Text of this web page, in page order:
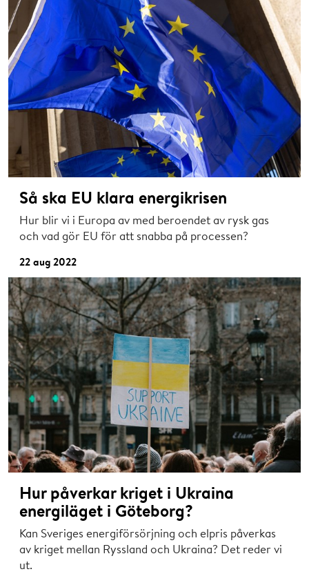
Så ska EU klara energikrisen
Hur blir vi i Europa av med beroendet av rysk gas
och vad gör EU för att snabba på processen?
22 aug 2022
Hur påverkar kriget i Ukraina
energiläget i Göteborg?
Kan Sveriges energiförsörjning och elpris påverkas
av kriget mellan Ryssland och Ukraina? Det reder vi
ut.